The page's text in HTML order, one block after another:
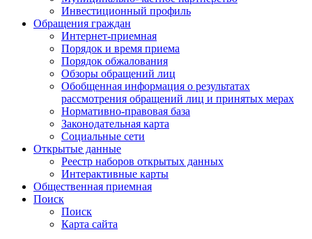
Инвестиционный профиль
Обращения граждан
Интернет-приемная
Порядок и время приема
Порядок обжалования
Обзоры обращений лиц
Обобщенная информация о результатах
рассмотрения обращений лиц и принятых мерах
Нормативно-правовая база
Законодательная карта
Социальные сети
Открытые данные
Реестр наборов открытых данных
Интерактивные карты
Общественная приемная
Поиск
Поиск
Карта сайта